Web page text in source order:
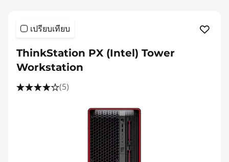
เปรียบเทียบ
ThinkStation PX (Intel) Tower
Workstation
(5)